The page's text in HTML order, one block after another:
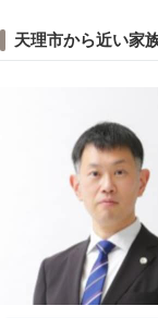
天理市から近い家